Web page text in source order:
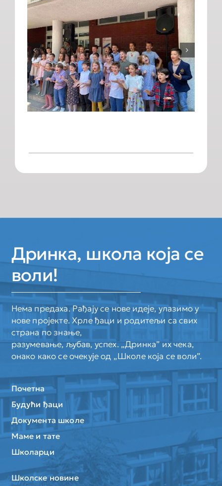
Дринка, школа која се
воли!
Нема предаха. Рађају се нове идеје, улазимо у
нове пројекте. Хрле ђаци и родитељи са свих
страна по знање,
разумевање, љубав, успех. „Дринка” их чека,
онако како се очекује од „Школе која се воли”.
Почетна
Будући ђаци
Документа школе
Маме и тате
Школарци
Школске новине